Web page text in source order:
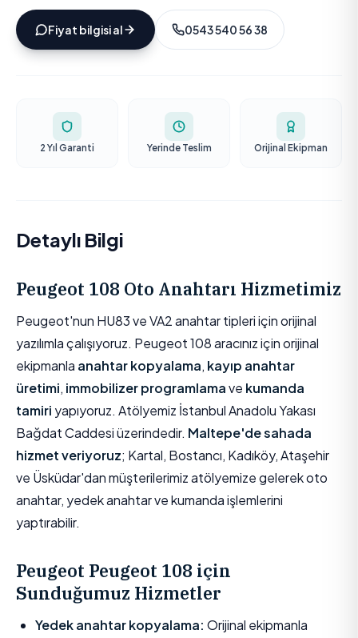
Fiyat bilgisi al 0543 540 56 38
2 Yıl Garanti Yerinde Teslim Orijinal Ekipman
Detaylı Bilgi
Peugeot 108 Oto Anahtarı Hizmetimiz
Peugeot'nun HU83 ve VA2 anahtar tipleri için orijinal
yazılımla çalışıyoruz. Peugeot 108 aracınız için orijinal
ekipmanla anahtar kopyalama, kayıp anahtar
üretimi, immobilizer programlamave kumanda
tamiri yapıyoruz. Atölyemiz İstanbul Anadolu Yakası
Bağdat Caddesi üzerindedir. Maltepe'de sahada
hizmet veriyoruz; Kartal, Bostancı, Kadıköy, Ataşehir
ve Üsküdar'dan müşterilerimiz atölyemize gelerek oto
anahtar, yedek anahtar ve kumanda işlemlerini
yaptırabilir.
Peugeot Peugeot 108 için
Sunduğumuz Hizmetler
Yedek anahtar kopyalama: Orijinal ekipmanla